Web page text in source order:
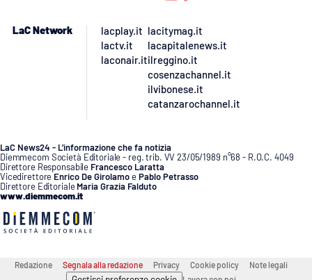
Ilreggino.it
Cosenzachannel.it
Ilvibonese.it
LaC Network
lacplay.it
lactv.it
laconair.it
lacitymag.it
lacapitalenews.it
ilreggino.it
cosenzachannel.it
ilvibonese.it
catanzarochannel.it
LaC News24 - L’informazione che fa notizia
Diemmecom Società Editoriale - reg. trib. VV 23/05/1989 n°68 - R.O.C. 4049
Direttore Responsabile Francesco Laratta
Vicedirettore Enrico De GirolamoePablo Petrasso
Direttore Editoriale Maria Grazia Falduto
www.diemmecom.it
Redazione Segnala alla redazione Privacy Cookie policy Note legali